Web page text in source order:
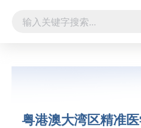
粤港澳大湾区精准医